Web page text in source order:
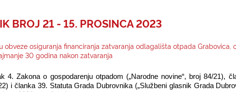
BROJ 21 - 15. PROSINCA 2023
obveze osiguranja financiranja zatvaranja odlagališta otpada
30 godina nakon zatvaranja
4. Zakona o gospodarenju otpadom („Narodne novine“, broj 84/21),
i članka 39. Statuta Grada Dubrovnika („Službeni glasnik Grada